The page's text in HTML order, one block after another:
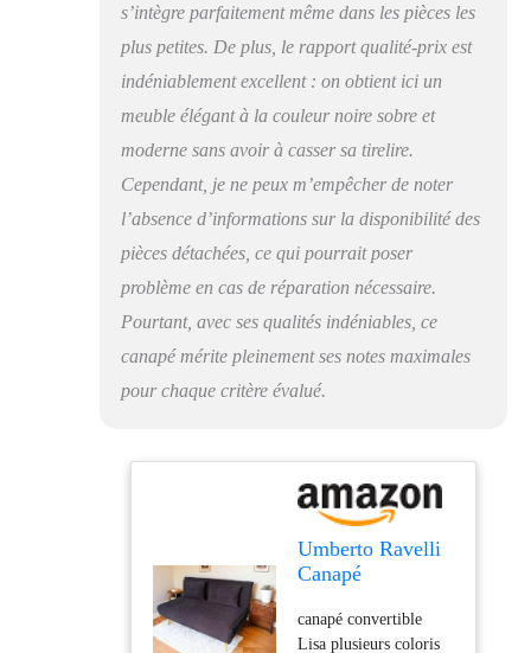
s’intègre parfaitement même dans les pièces les
plus petites. De plus, le rapport qualité-prix est
indéniablement excellent : on obtient ici un
meuble élégant à la couleur noire sobre et
moderne sans avoir à casser sa tirelire.
Cependant, je ne peux m’empêcher de noter
l’absence d’informations sur la disponibilité des
pièces détachées, ce qui pourrait poser
problème en cas de réparation nécessaire.
Pourtant, avec ses qualités indéniables, ce
canapé mérite pleinement ses notes maximales
pour chaque critère évalué.
Umberto Ravelli
Canapé
(Noir)
canapé convertible
Lisa plusieurs coloris